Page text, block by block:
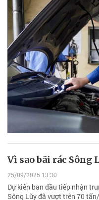
Vì sao bãi rác Sông
25/09/2025 13:30
Dự kiến ban đầu tiếp nhận
Sông Lũy đã vượt trên 70